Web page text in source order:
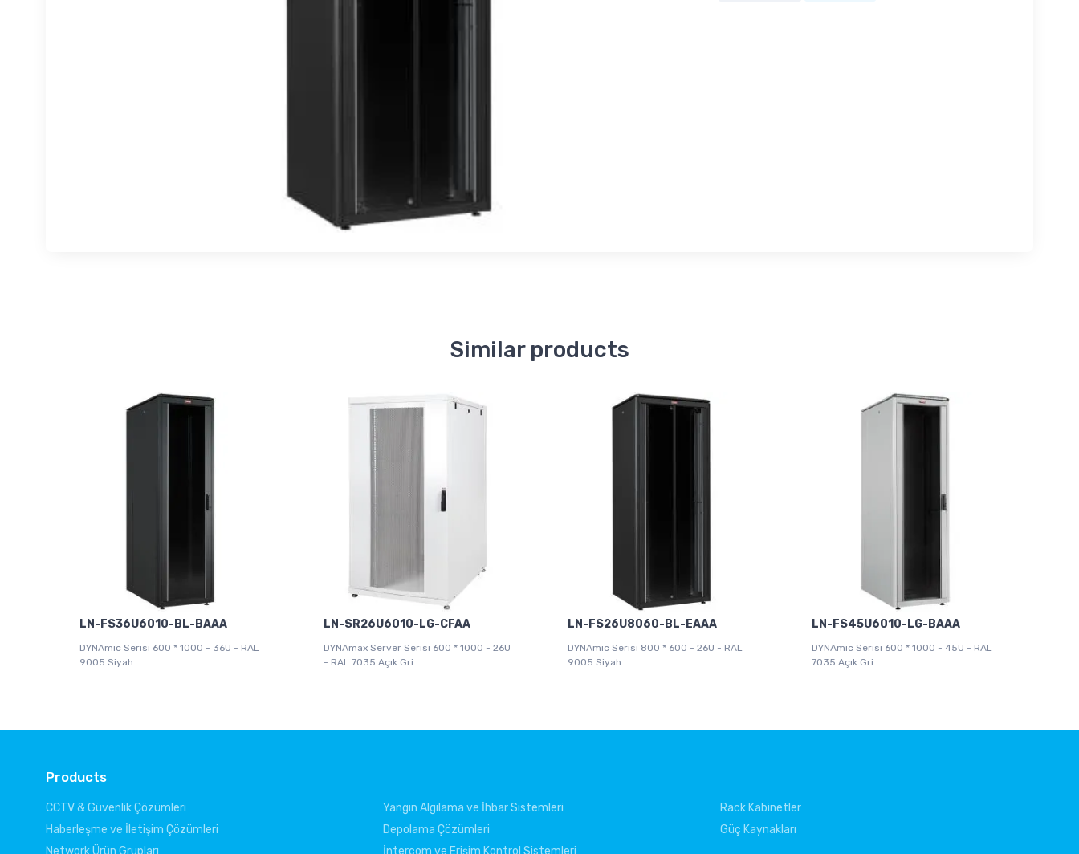
Similar products
LN-FS36U6010-BL-BAAA
DYNAmic Serisi 600 * 1000 - 36U - RAL
9005 Siyah
LN-SR26U6010-LG-CFAA
DYNAmax Server Serisi 600 * 1000 - 26U
- RAL 7035 Açık Gri
LN-FS26U8060-BL-EAAA
DYNAmic Serisi 800 * 600 - 26U - RAL
9005 Siyah
LN-FS45U6010-LG-BAAA
DYNAmic Serisi 600 * 1000 - 45U - RAL
7035 Açık Gri
Products
CCTV & Güvenlik Çözümleri
Haberleşme ve İletişim Çözümleri
Network Ürün Grupları
Yangın Algılama ve İhbar Sistemleri
Depolama Çözümleri
İntercom ve Erişim Kontrol Sistemleri
Rack Kabinetler
Güç Kaynakları